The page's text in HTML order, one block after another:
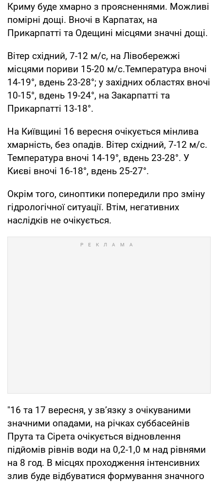
Криму буде хмарно з проясненнями. Можливі
помірні дощі. Вночі в Карпатах, на
Прикарпатті та Одещині місцями значні дощі.
Вітер східний, 7-12 м/с, на Лівобережжі
місцями пориви 15-20 м/с.Температура вночі
14-19°, вдень 23-28°; у західних областях вночі
10-15°, вдень 19-24°, на Закарпатті та
Прикарпатті 13-18°.
На Київщині 16 вересня очікується мінлива
хмарність, без опадів. Вітер східний, 7-12 м/с.
Температура вночі 14-19°, вдень 23-28°. У
Києві вночі 16-18°, вдень 25-27°.
Окрім того, синоптики попередили про зміну
гідрологічної ситуації. Втім, негативних
наслідків не очікується.
"16 та 17 вересня, у зв’язку з очікуваними
значними опадами, на річках суббасейнів
Прута та Сірета очікується відновлення
підйомів рівнів води на 0,2-1,0 м над рівнями
на 8 год. В місцях проходження інтенсивних
злив буде відбуватися формування значного